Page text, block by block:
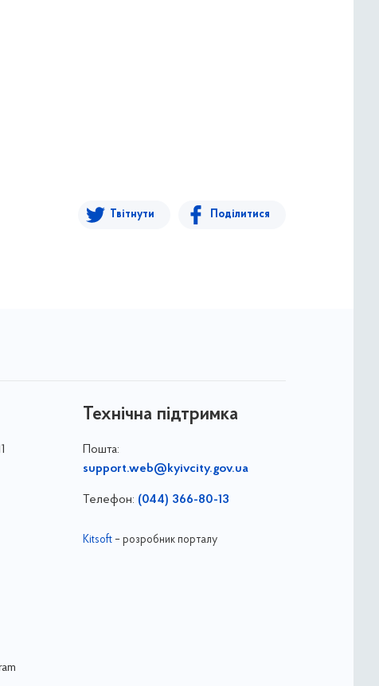
Твітнути Поділитися
Технічна підтримка
Пошта:
support.web@kyivcity.gov.ua
Телефон: (044) 366-80-13
Kitsoft– розробник порталу